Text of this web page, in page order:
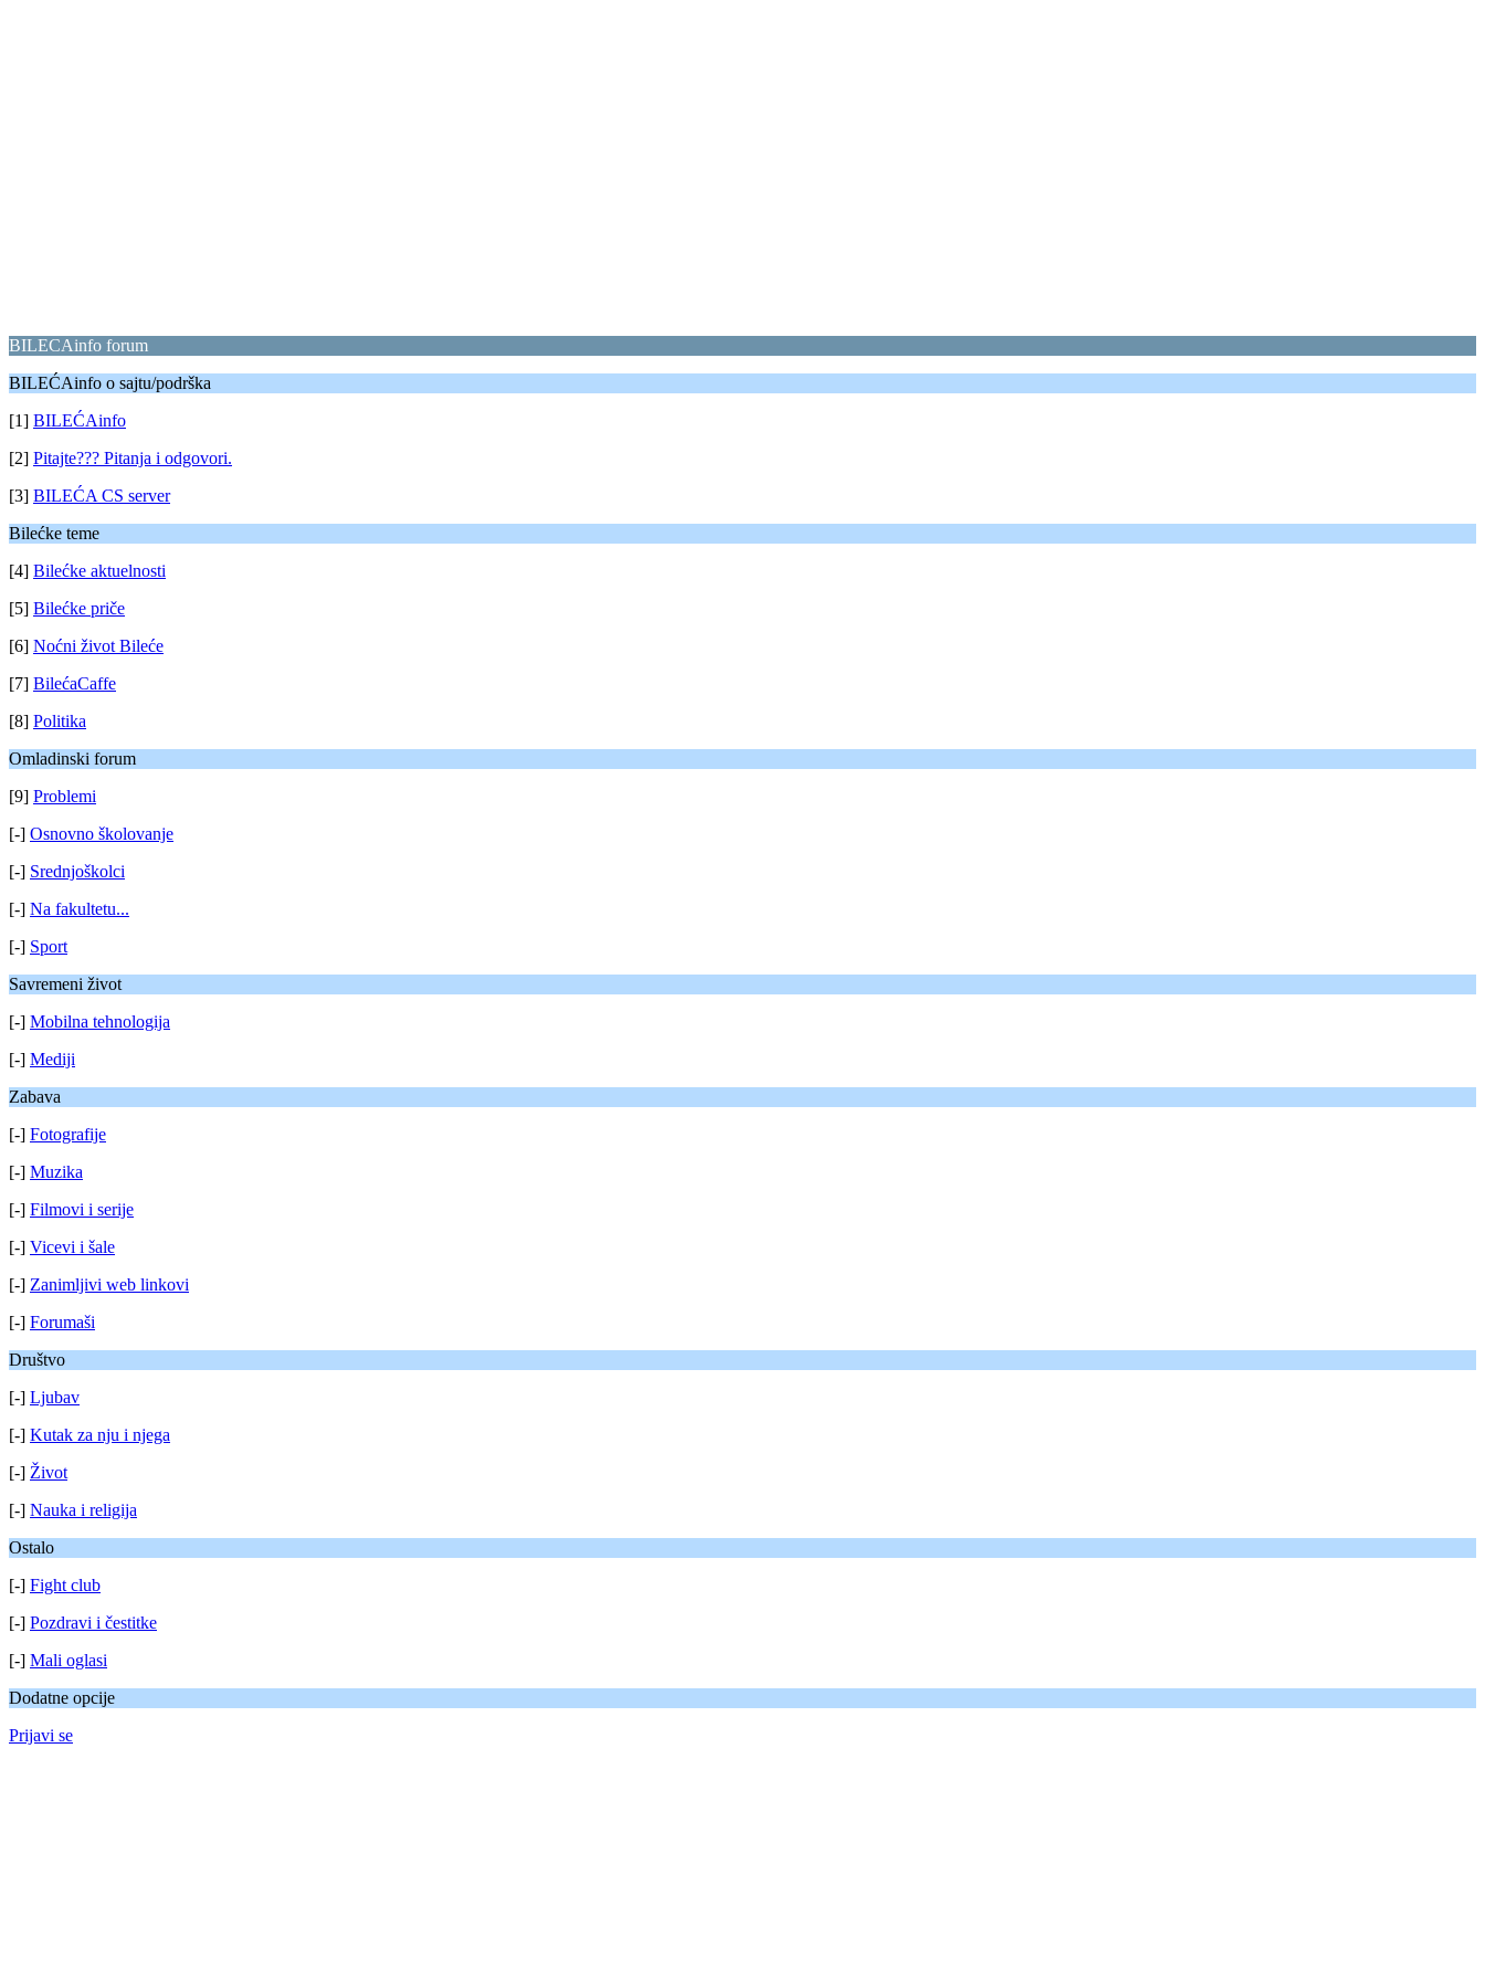
BILECAinfo forum
BILEĆAinfo o sajtu/podrška
[1] BILEĆAinfo
[2] Pitajte??? Pitanja i odgovori.
[3] BILEĆA CS server
Bilećke teme
[4] Bilećke aktuelnosti
[5] Bilećke priče
[6] Noćni život Bileće
[7] BilećaCaffe
[8] Politika
Omladinski forum
[9] Problemi
[-] Osnovno školovanje
[-] Srednjoškolci
[-] Na fakultetu...
[-] Sport
Savremeni život
[-] Mobilna tehnologija
[-] Mediji
Zabava
[-] Fotografije
[-] Muzika
[-] Filmovi i serije
[-] Vicevi i šale
[-] Zanimljivi web linkovi
[-] Forumaši
Društvo
[-] Ljubav
[-] Kutak za nju i njega
[-] Život
[-] Nauka i religija
Ostalo
[-] Fight club
[-] Pozdravi i čestitke
[-] Mali oglasi
Dodatne opcije
Prijavi se